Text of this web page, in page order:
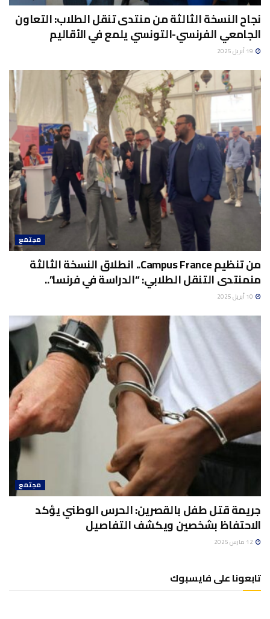
نجاح النسخة الثالثة من منتدى تنقل الطلاب: التعاون
الجامعي الفرنسي-التونسي يلمع في الأقاليم
مجتمع
من تنظيم Campus France.. انطلاق النسخة الثالثة
منمنتدى التنقل الطلابي: “الدراسة في فرنسا”..
مجتمع
جريمة قتل طفل بالقصرين: الحرس الوطني يؤكد
الاحتفاظ بشخصين ويكشف التفاصيل
تابعونا على فايسبوك